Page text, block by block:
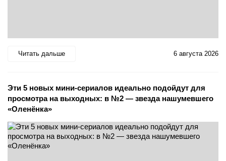
Читать дальше 6 августа 2026
Эти 5 новых мини-сериалов идеально подойдут для
просмотра на выходных: в №2 — звезда нашумевшего
«Оленёнка»